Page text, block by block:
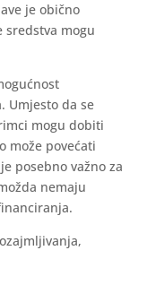
je obično
sredstva mogu
Umjesto da se
mogu dobiti
može povećati
posebno važno za
nemaju